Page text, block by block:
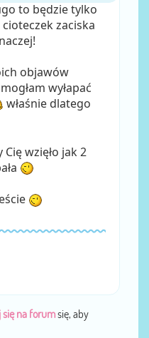
to będzie tylko
zaciska
objawów
wyłapać
właśnie dlatego
wzięło jak 2
na forumsię, aby